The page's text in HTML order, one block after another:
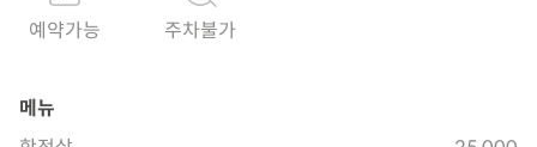
예약가능 주차불가
메뉴